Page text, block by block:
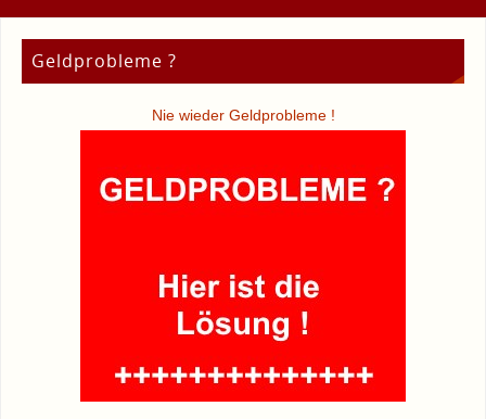
Geldprobleme ?
Nie wieder Geldprobleme !